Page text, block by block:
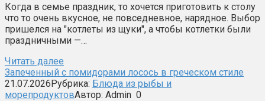
Когда в семье праздник, то хочется приготовить к столу
что то очень вкусное, не повседневное, нарядное. Выбор
пришелся на "котлеты из щуки", а чтобы котлетки были
праздничными —…
Читать далее
Запеченный с помидорами лосось в греческом стиле
21.07.2026Рубрика: Блюда из рыбы и
морепродуктовАвтор: Admin 0